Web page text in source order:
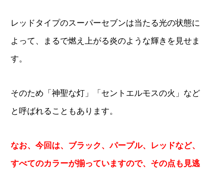
レッドタイプのスーパーセブンは当たる光の状態に
よって、まるで燃え上がる炎のような輝きを見せま
す。
そのため「神聖な灯」「セントエルモスの火」など
と呼ばれることもあります。
なお、今回は、ブラック、パープル、レッドなど、
すべてのカラーが揃っていますので、その点も見逃